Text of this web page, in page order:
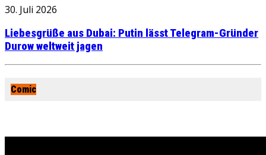
30. Juli 2026
Liebesgrüße aus Dubai: Putin lässt Telegram-Gründer
Durow weltweit jagen
Comic